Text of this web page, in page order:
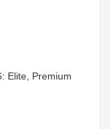
Elite, Premium